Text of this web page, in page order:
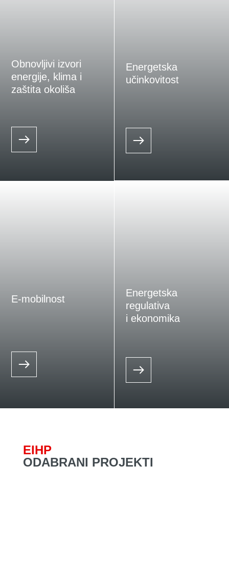
Obnovljivi izvori
energije, klima i
zaštita okoliša
Energetska
učinkovitost
E-mobilnost
Energetska
regulativa
i ekonomika
EIHP
ODABRANI PROJEKTI